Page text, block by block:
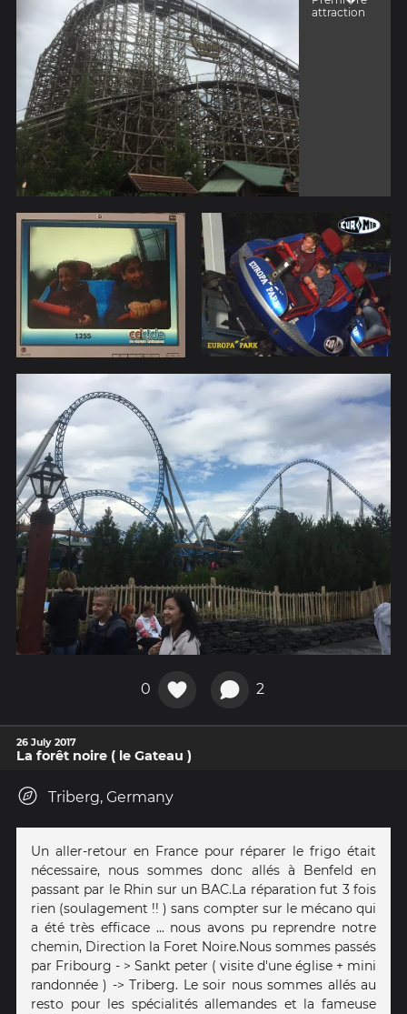
attraction
0 2
26 July 2017
La forêt noire ( le Gateau )
Triberg, Germany
Un aller-retour en France pour réparer le frigo était
nécessaire, nous sommes donc allés à Benfeld en
passant par le Rhin sur un BAC.La réparation fut 3 fois
rien (soulagement !! ) sans compter sur le mécano qui
a été très efficace ... nous avons pu reprendre notre
chemin, Direction la Foret Noire.Nous sommes passés
par Fribourg - > Sankt peter ( visite d'une église + mini
randonnée ) -> Triberg. Le soir nous sommes allés au
resto pour les spécialités allemandes et la fameuse